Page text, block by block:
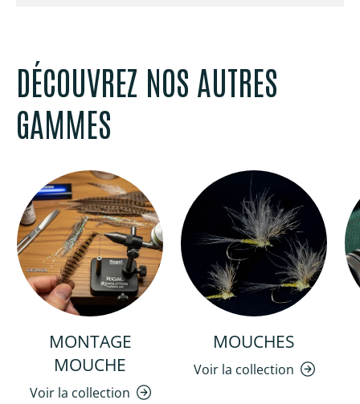
DÉCOUVREZ NOS AUTRES
GAMMES
MONTAGE
MOUCHE
Voir la collection
MOUCHES
Voir la collection